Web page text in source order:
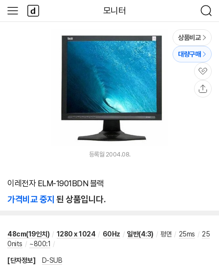
모니터
검
색
사
이
다
나
와
상품비교
대량구매
관
심
등록월 2004.08.
이레전자 ELM-1901BDN 블랙
가격비교 중지 된 상품입니다.
48cm(19인치) / 1280 x 1024 / 60Hz / 일반(4:3) / 평면 / 25ms / 25
0nits / ~800:1 /
[단자정보] D-SUB